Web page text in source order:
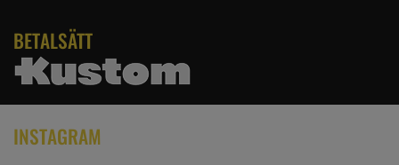
BETALSÄTT
INSTAGRAM